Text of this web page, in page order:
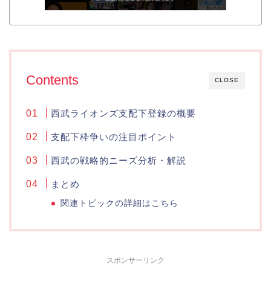
CLOSE
Contents
西武ライオンズ支配下登録の概要
支配下枠争いの注目ポイント
西武の戦略的ニーズ分析・解説
まとめ
関連トピックの詳細はこちら
スポンサーリンク